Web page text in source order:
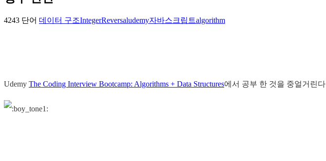
4243 단어 데이터 구조IntegerReversaludemy자바스크립트algorithm
Udemy The Coding Interview Bootcamp: Algorithms + Data Structures에서 공부 한 것을 중얼거린다